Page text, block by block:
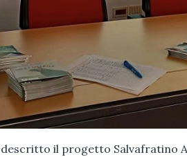
descritto il progetto Salvafratino